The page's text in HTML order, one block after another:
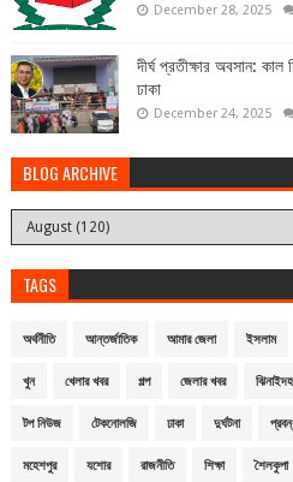
December 28, 2025
দীর্ঘ প্রতীক্ষার অবসান:
ঢাকা
December 24, 2025
BLOG ARCHIVE
TAGS
অর্থনীতি আন্তর্জাতিক আমার জেলা ইসলাম
খুন খেলার খবর গল্প জেলার খবর ঝিনাইদহ
টপ নিউজ টেকনোলজি ঢাকা দুর্ঘটনা
মহেশপুর যশোর রাজনীতি শিক্ষা শৈলকুপা